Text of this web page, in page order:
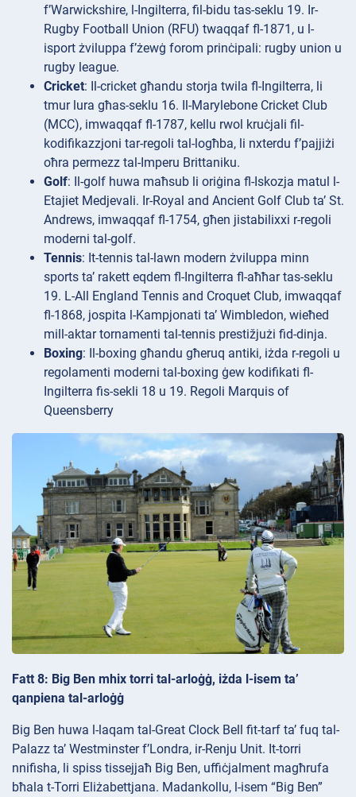
f’Warwickshire, l-Ingilterra, fil-bidu tas-seklu 19. Ir-
Rugby Football Union (RFU) twaqqaf fl-1871, u l-
isport żviluppa f’żewġ forom prinċipali: rugby union u
rugby league.
Cricket: Il-cricket għandu storja twila fl-Ingilterra, li
tmur lura għas-seklu 16. Il-Marylebone Cricket Club
(MCC), imwaqqaf fl-1787, kellu rwol kruċjali fil-
kodifikazzjoni tar-regoli tal-logħba, li nxterdu f’pajjiżi
oħra permezz tal-Imperu Brittaniku.
Golf: Il-golf huwa maħsub li oriġina fl-Iskozja matul l-
Etajiet Medjevali. Ir-Royal and Ancient Golf Club ta’ St.
Andrews, imwaqqaf fl-1754, għen jistabilixxi r-regoli
moderni tal-golf.
Tennis: It-tennis tal-lawn modern żviluppa minn
sports ta’ rakett eqdem fl-Ingilterra fl-aħħar tas-seklu
19. L-All England Tennis and Croquet Club, imwaqqaf
fl-1868, jospita l-Kampjonati ta’ Wimbledon, wieħed
mill-aktar tornamenti tal-tennis prestižjużi fid-dinja.
Boxing: Il-boxing għandu għeruq antiki, iżda r-regoli u
regolamenti moderni tal-boxing ġew kodifikati fl-
Ingilterra fis-sekli 18 u 19. Regoli Marquis of
Queensberry
Fatt 8: Big Ben mhix torri tal-arloġġ, iżda l-isem ta’
qanpiena tal-arloġġ
Big Ben huwa l-laqam tal-Great Clock Bell fit-tarf ta’ fuq tal-
Palazz ta’ Westminster f’Londra, ir-Renju Unit. It-torri
nnifisha, li spiss tissejjaħ Big Ben, uffiċjalment magħrufa
bħala t-Torri Eliżabettjana. Madankollu, l-isem “Big Ben”